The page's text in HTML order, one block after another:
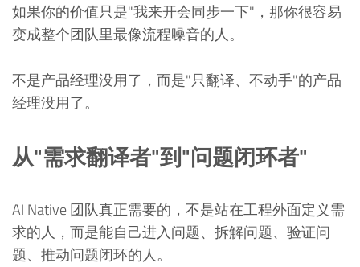
如果你的价值只是"我来开会同步一下"，那你很容易
变成整个团队里最像流程噪音的人。
不是产品经理没用了，而是"只翻译、不动手"的产品
经理没用了。
从"需求翻译者"到"问题闭环者"
AI Native 团队真正需要的，不是站在工程外面定义需
求的人，而是能自己进入问题、拆解问题、验证问
题、推动问题闭环的人。